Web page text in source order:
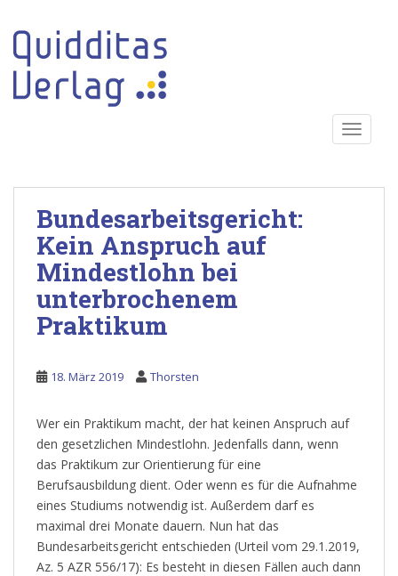
Bundesarbeitsgericht:
Kein Anspruch auf
Mindestlohn bei
unterbrochenem
Praktikum
18. März 2019 Thorsten
Wer ein Praktikum macht, der hat keinen Anspruch auf
den gesetzlichen Mindestlohn. Jedenfalls dann, wenn
das Praktikum zur Orientierung für eine
Berufsausbildung dient. Oder wenn es für die Aufnahme
eines Studiums notwendig ist. Außerdem darf es
maximal drei Monate dauern. Nun hat das
Bundesarbeitsgericht entschieden (Urteil vom 29.1.2019,
Az. 5 AZR 556/17): Es besteht in diesen Fällen auch dann